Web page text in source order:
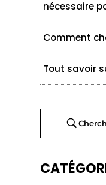
nécessaire
Comment
Tout savoir